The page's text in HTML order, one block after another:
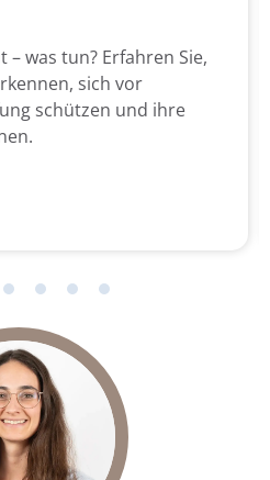
was tun? Erfahren Sie,
sich vor
schützen und ihre